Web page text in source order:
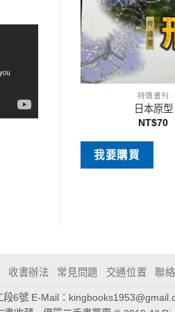
特價書刊
日本原型
NT$70
我要購買
史簡編
收書辦法 常見問題 交通位置 聯
段6號 E-Mail：